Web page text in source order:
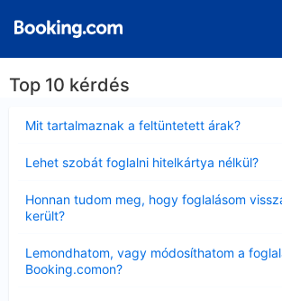
Top 10 kérdés
Mit tartalmaznak a feltüntetett árak?
Lehet szobát foglalni hitelkártya nélkül?
Honnan tudom meg, hogy foglalásom
került?
Lemondhatom, vagy módosíthatom a
Booking.comon?